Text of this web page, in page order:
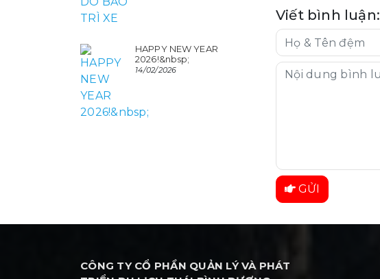
HAPPY NEW YEAR
2026!&nbsp;
14/02/2026
Viết bình luận:
GỬI
CÔNG TY CỔ PHẦN QUẢN LÝ VÀ PHÁT